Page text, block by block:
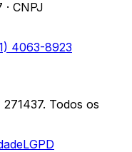
CNPJ
4063-8923
Todos os
LGPD